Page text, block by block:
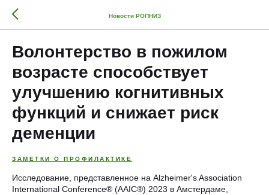
Новости РОПНИЗ
Волонтерство в пожилом
возрасте способствует
улучшению когнитивных
функций и снижает риск
деменции
ЗАМЕТКИ О ПРОФИЛАКТИКЕ
Исследование, представленное на Alzheimer's Association
International Conference® (AAIC®) 2023 в Амстердаме,